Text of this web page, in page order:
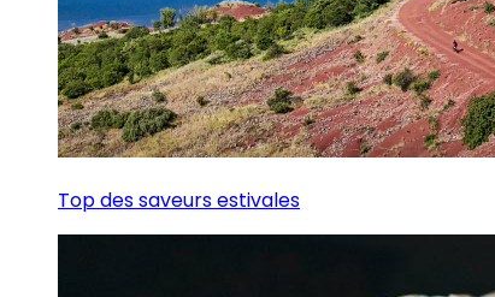
Top des saveurs estivales